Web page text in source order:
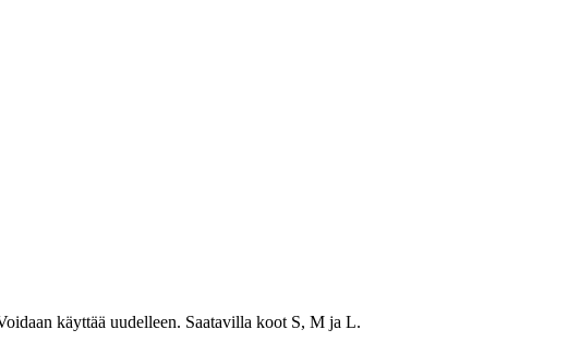
käyttää uudelleen. Saatavilla koot S, M ja L.